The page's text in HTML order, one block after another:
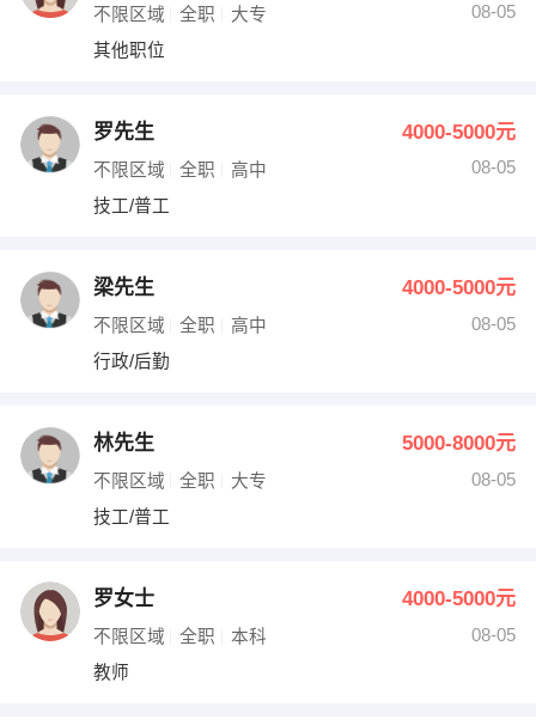
不限区域 全职 大专
08-05
其他职位
罗先生 4000-5000元
不限区域 全职 高中
08-05
技工/普工
梁先生 4000-5000元
不限区域 全职 高中
08-05
行政/后勤
林先生 5000-8000元
不限区域 全职 大专
08-05
技工/普工
罗女士 4000-5000元
不限区域 全职 本科
08-05
教师